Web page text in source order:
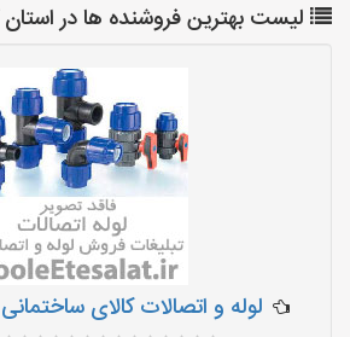
لیست بهترین فروشنده ها در استان
لوله و اتصالات کالای